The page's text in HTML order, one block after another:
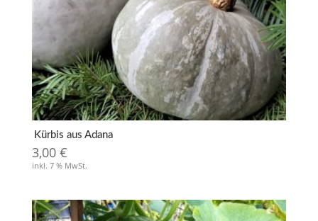
Kürbis aus Adana
3,00 €
inkl. 7 % MwSt.